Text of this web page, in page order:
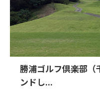
勝浦ゴルフ倶楽部（
ンドし...